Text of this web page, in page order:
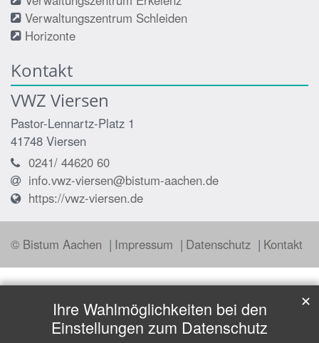
Verwaltungszentrum Schleiden
Horizonte
Kontakt
VWZ Viersen
Pastor-Lennartz-Platz 1
41748 Viersen
0241/ 44620 60
info.vwz-viersen@bistum-aachen.de
https://vwz-viersen.de
© Bistum Aachen Impressum Datenschutz Kontakt
Ihre Wahlmöglichkeiten bei den
Einstellungen zum Datenschutz
✕